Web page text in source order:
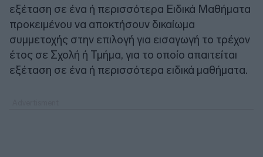
εξέταση σε ένα ή περισσότερα Ειδικά Μαθήματα
προκειμένου να αποκτήσουν δικαίωμα
συμμετοχής στην επιλογή για εισαγωγή το τρέχον
έτος σε Σχολή ή Τμήμα, για το οποίο απαιτείται
εξέταση σε ένα ή περισσότερα ειδικά μαθήματα.